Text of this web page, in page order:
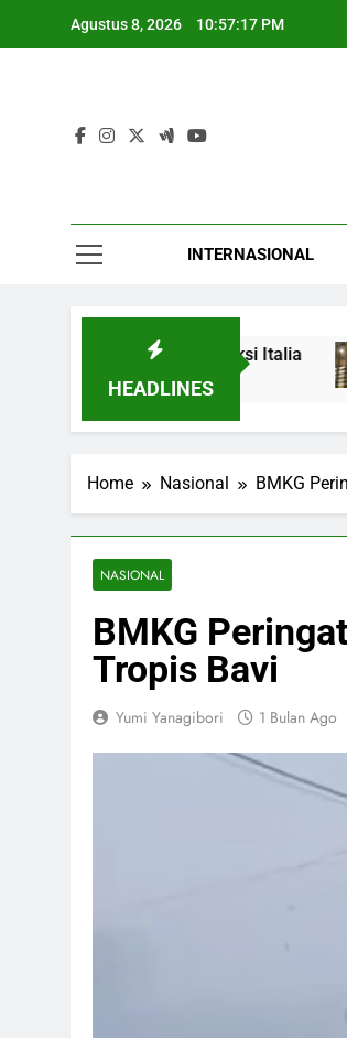
Agustus 8, 2026 10:57:18 PM
INTERNASIONAL
HEADLINES
Spanyol Siap Sanksi Italia
Home Nasional BMKG
NASIONAL
BMKG
Tropis Bavi
Yumi Yanagibori 1 Bulan Ago